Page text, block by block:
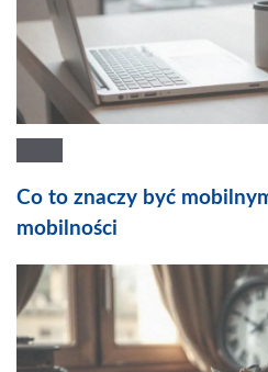
Co to znaczy być
mobilności